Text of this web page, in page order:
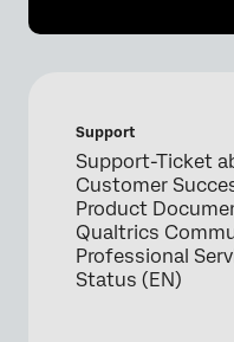
Support
Support-Ticket
Customer
Product
Qualtrics
Professional
Status (EN)